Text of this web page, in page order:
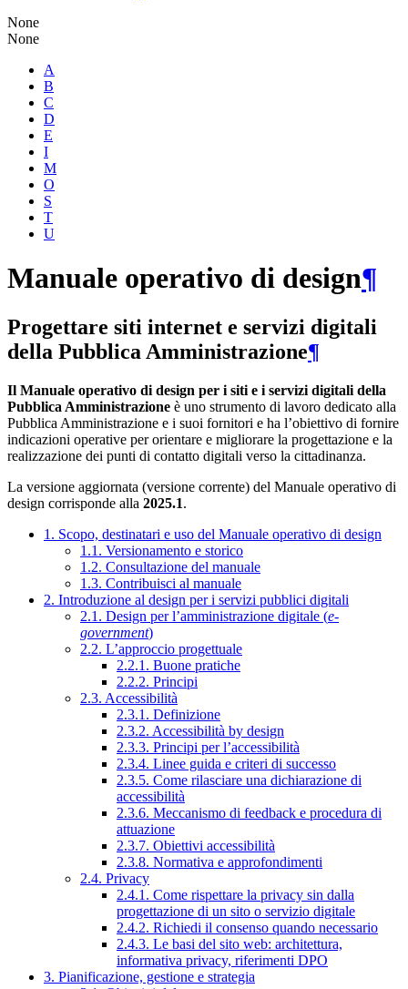
None
None
A
B
C
D
E
I
M
O
S
T
U
Manuale operativo di design¶
Progettare siti internet e servizi digitali
della Pubblica Amministrazione¶
Il Manuale operativo di design per i siti e i servizi digitali della
Pubblica Amministrazione è uno strumento di lavoro dedicato alla
Pubblica Amministrazione e i suoi fornitori e ha l’obiettivo di fornire
indicazioni operative per orientare e migliorare la progettazione e la
realizzazione dei punti di contatto digitali verso la cittadinanza.
La versione aggiornata (versione corrente) del Manuale operativo di
design corrisponde alla 2025.1.
1. Scopo, destinatari e uso del Manuale operativo di design
1.1. Versionamento e storico
1.2. Consultazione del manuale
1.3. Contribuisci al manuale
2. Introduzione al design per i servizi pubblici digitali
2.1. Design per l’amministrazione digitale (e-
government)
2.2. L’approccio progettuale
2.2.1. Buone pratiche
2.2.2. Principi
2.3. Accessibilità
2.3.1. Definizione
2.3.2. Accessibilità by design
2.3.3. Principi per l’accessibilità
2.3.4. Linee guida e criteri di successo
2.3.5. Come rilasciare una dichiarazione di
accessibilità
2.3.6. Meccanismo di feedback e procedura di
attuazione
2.3.7. Obiettivi accessibilità
2.3.8. Normativa e approfondimenti
2.4. Privacy
2.4.1. Come rispettare la privacy sin dalla
progettazione di un sito o servizio digitale
2.4.2. Richiedi il consenso quando necessario
2.4.3. Le basi del sito web: architettura,
informativa privacy, riferimenti DPO
3. Pianificazione, gestione e strategia